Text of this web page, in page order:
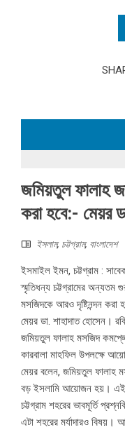
জমিয়তুল ফালাহ
করা হবে:- মেয়র
ইসলাম, চট্টগ্রাম, বাংলাদেশ
ইসমাইল ইমন, চট্টগ্রাম :
স্মৃতিধন্য চট্টগ্রামের অন্যতম
মসজিদকে আরও দৃষ্টিনন্দন করা
মেয়র ডা. শাহাদাত হোসেন।
জমিয়তুল ফালাহ মসজিদ
কারবালা মাহফিল উপলক্ষে
মেয়র বলেন, জমিয়তুল ফালাহ
বড় ইসলামি আয়োজন হয়। এই
চট্টগ্রাম শহরের ভাবমূর্তি
এটা শহরের মর্যাদারও বিষয়।